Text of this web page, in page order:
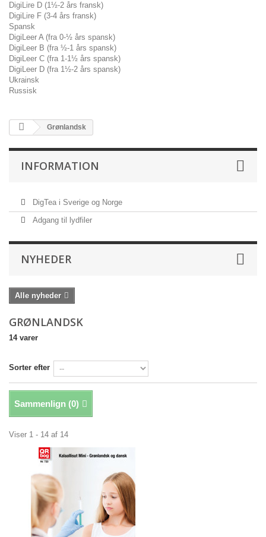
DigiLire D (1½-2 års fransk)
DigiLire F (3-4 års fransk)
Spansk
DigiLeer A (fra 0-½ års spansk)
DigiLeer B (fra ½-1 års spansk)
DigiLeer C (fra 1-1½ års spansk)
DigiLeer D (fra 1½-2 års spansk)
Ukrainsk
Russisk
Grønlandsk
INFORMATION
DigTea i Sverige og Norge
Adgang til lydfiler
NYHEDER
Alle nyheder
GRØNLANDSK
14 varer
Sorter efter
Sammenlign (0)
Viser 1 - 14 af 14